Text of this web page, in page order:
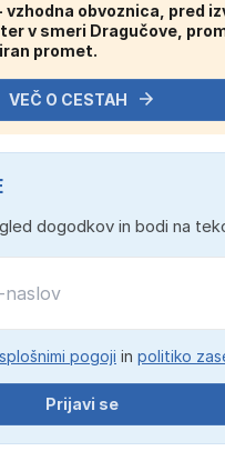
vzhodna obvoznica, pred
v smeri Dragučove,
promet.
VEČ O CESTAH
dogodkov in bodi na
splošnimi pogoji in politiko
Prijavi se